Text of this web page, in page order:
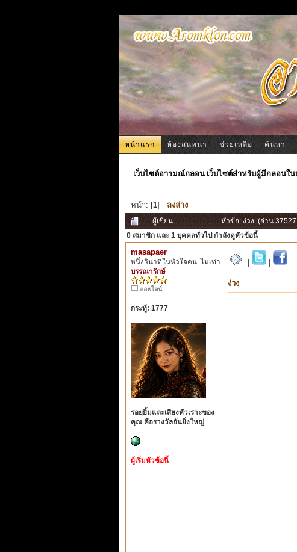
หน้าแรก ห้องสนทนา ช่วยเหลือ ค้นหา
เว็บไซต์อารมณ์กลอน เว็บไซต์สำหรับผู้มีกลอนใน
หน้า: [1] ลงล่าง
ผู้เขียน
หัวข้อ: ง่วง (อ่าน 37527
0 สมาชิก และ 1 บุคคลทั่วไป กำลังดูหัวข้อนี้
masapaer
หนึ่งวินาทีในหัวใจคน..ไม่เท่า
บรรณารักษ์
ออฟไลน์
กระทู้: 1777
รอยยิ้มและเสียงหัวเราะของ
คุณ คือรางวัลอันยิ่งใหญ่
ผู้เริ่มหัวข้อนี้
ง่วง